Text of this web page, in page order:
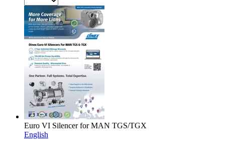
Euro VI Silencer for MAN TGS/TGX
English